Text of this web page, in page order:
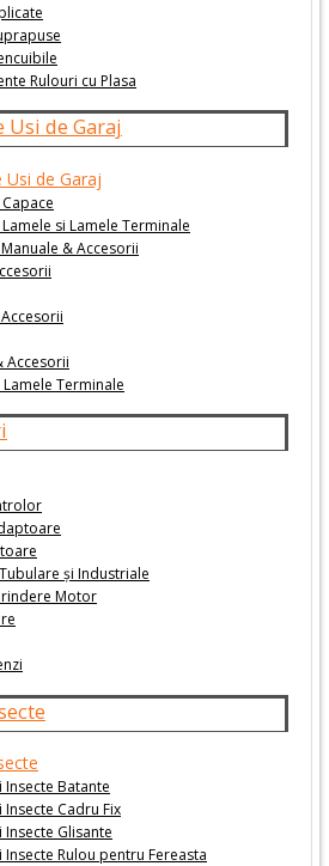
Rulouri cu Plasa
Usi de Garaj
si Lamele Terminale
& Accesorii
Accesorii
Terminale
și Industriale
Motor
Insecte Batante
Insecte Cadru Fix
Insecte Glisante
Insecte Rulou pentru Fereasta